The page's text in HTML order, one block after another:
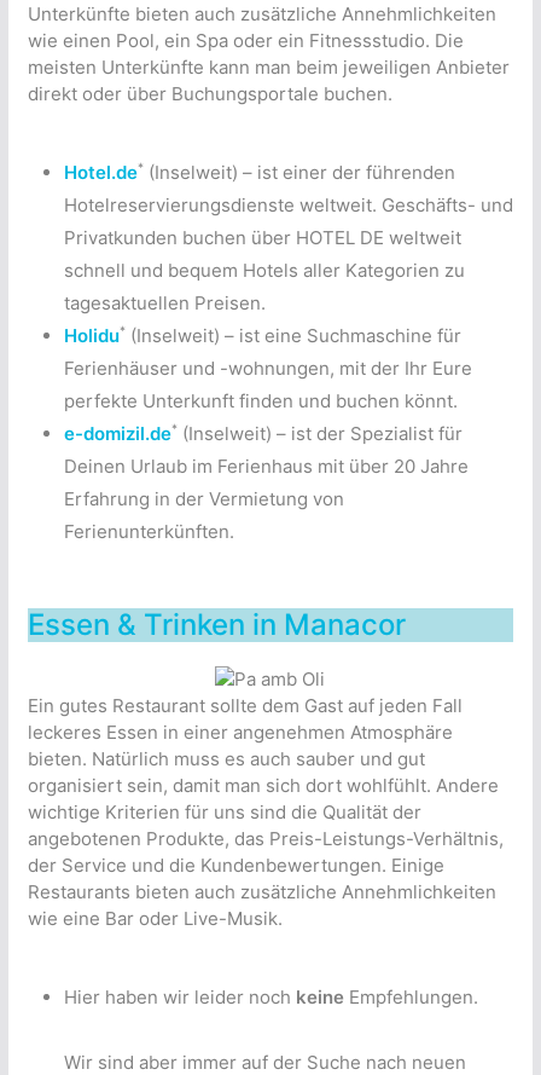
Unterkünfte bieten auch zusätzliche Annehmlichkeiten
wie einen Pool, ein Spa oder ein Fitnessstudio. Die
meisten Unterkünfte kann man beim jeweiligen Anbieter
direkt oder über Buchungsportale buchen.
Hotel.de*(Inselweit) – ist einer der führenden
Hotelreservierungsdienste weltweit. Geschäfts- und
Privatkunden buchen über HOTEL DE weltweit
schnell und bequem Hotels aller Kategorien zu
tagesaktuellen Preisen.
Holidu*(Inselweit) – ist eine Suchmaschine für
Ferienhäuser und -wohnungen, mit der Ihr Eure
perfekte Unterkunft finden und buchen könnt.
e-domizil.de*(Inselweit) – ist der Spezialist für
Deinen Urlaub im Ferienhaus mit über 20 Jahre
Erfahrung in der Vermietung von
Ferienunterkünften.
Essen & Trinken in Manacor
Ein gutes Restaurant sollte dem Gast auf jeden Fall
leckeres Essen in einer angenehmen Atmosphäre
bieten. Natürlich muss es auch sauber und gut
organisiert sein, damit man sich dort wohlfühlt. Andere
wichtige Kriterien für uns sind die Qualität der
angebotenen Produkte, das Preis-Leistungs-Verhältnis,
der Service und die Kundenbewertungen. Einige
Restaurants bieten auch zusätzliche Annehmlichkeiten
wie eine Bar oder Live-Musik.
Hier haben wir leider noch keine Empfehlungen.
Wir sind aber immer auf der Suche nach neuen